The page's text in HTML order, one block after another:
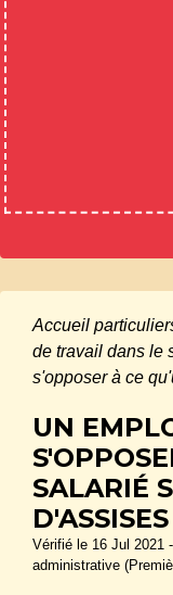
Accueil
de travail dans le
s'opposer à ce
UN
SALARIÉ
Vérifié le 16 Jul 2021
administrative